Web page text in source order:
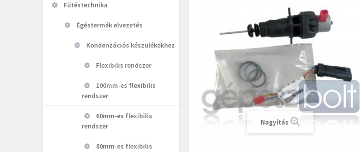
Fűtéstechnika
Égéstermék elvezetés
Kondenzációs készülékekhez
Flexibilis rendszer
100mm-es flexibilis
rendszer
60mm-es flexibilis
rendszer
80mm-es flexibilis
Nagyítás